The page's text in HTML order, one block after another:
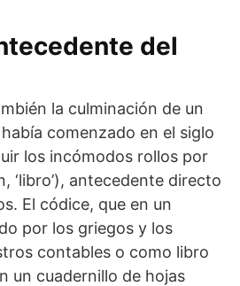
del
la culminación de un
comenzado en el siglo
los incómodos rollos por
‘libro’), antecedente directo
El códice, que en un
por los griegos y los
contables o como libro
un cuadernillo de hojas